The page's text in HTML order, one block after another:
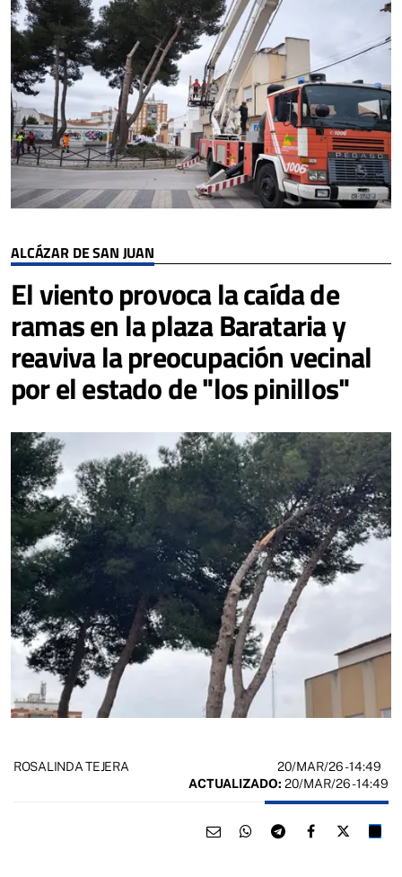
ALCÁZAR DE SAN JUAN
El viento provoca la caída de
ramas en la plaza Barataria y
reaviva la preocupación vecinal
por el estado de "los pinillos"
ROSALINDA TEJERA 20/MAR/26- 14:49
ACTUALIZADO: 20/MAR/26 - 14:49